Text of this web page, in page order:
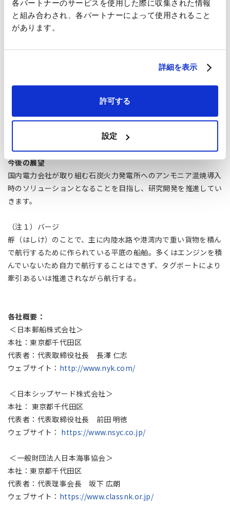
各パートナーのサービスを使用した際に収集された情報
と組み合わされ、各パートナーによって使用されること
があります。
詳細を表示
許可する
設定
日本シップヤード 設計本部 新技術開発部 部長 梅山 信孝
下段左から）
日本海事協会 技術部 部長 柴戸 博
野 伸一
今後の展望
国内電力会社が取り組む石炭火力発電所へのアンモニア混焼導入
時のソリューションとなることを目指し、研究開発を推進してい
きます。
（注１）バージ
艀（はしけ）のことで、主に内陸水路や港湾内で重い貨物を積ん
で航行するために作られている平底の船舶。多くはエンジンを積
んでいないため自力で航行することはできず、タグボートにより
牽引あるいは推進されながら航行する。
各社概要：
＜日本郵船株式会社＞
本社：東京都千代田区
代表者：代表取締役社長 長澤 仁志
ウェブサイト： http://www.nyk.com/
＜日本シップヤード株式会社＞
本社： 東京都千代田区
代表者：代表取締役社長 前田 明徳
ウェブサイト： https://www.nsyc.co.jp/
＜一般財団法人日本海事協会＞
本社：東京都千代田区
代表者：代表理事会長 坂下 広朗
ウェブサイト： https://www.classnk.or.jp/